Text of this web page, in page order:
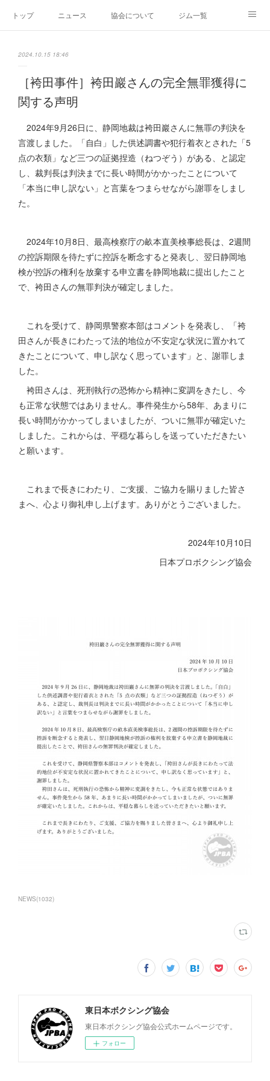
トップ ニュース 協会について ジム一覧
2024.10.15 18:46
［袴田事件］袴田巖さんの完全無罪獲得に
関する声明
2024年9月26日に、静岡地裁は袴田巖さんに無罪の判決を
言渡しました。「自白」した供述調書や犯行着衣とされた「5
点の衣類」など三つの証拠捏造（ねつぞう）がある、と認定
し、裁判長は判決までに長い時間がかかったことについて
「本当に申し訳ない」と言葉をつまらせながら謝罪をしまし
た。
2024年10月8日、最高検察庁の畝本直美検事総長は、2週間
の控訴期限を待たずに控訴を断念すると発表し、翌日静岡地
検が控訴の権利を放棄する申立書を静岡地裁に提出したこと
で、袴田さんの無罪判決が確定しました。
これを受けて、静岡県警察本部はコメントを発表し、「袴
田さんが長きにわたって法的地位が不安定な状況に置かれて
きたことについて、申し訳なく思っています」と、謝罪しま
した。
袴田さんは、死刑執行の恐怖から精神に変調をきたし、今
も正常な状態ではありません。事件発生から58年、あまりに
長い時間がかかってしまいましたが、ついに無罪が確定いた
しました。これからは、平穏な暮らしを送っていただきたい
と願います。
これまで長きにわたり、ご支援、ご協力を賜りました皆さ
まへ、心より御礼申し上げます。ありがとうございました。
2024年10月10日
日本プロボクシング協会
NEWS(1032)
東日本ボクシング協会
東日本ボクシング協会公式ホームページです。
フォロー